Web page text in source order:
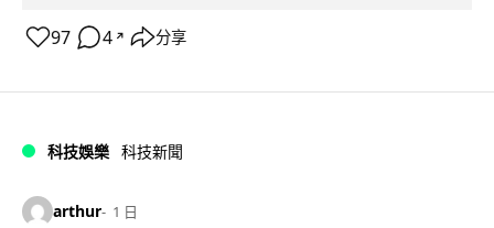
97 4 ↗ 分享
科技娛樂 科技新聞
arthur 1 日